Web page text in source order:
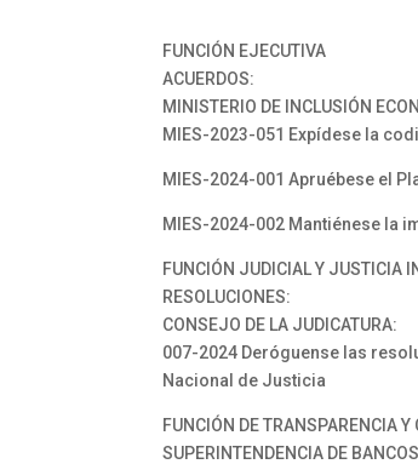
FUNCIÓN EJECUTIVA
ACUERDOS:
MINISTERIO DE INCLUSIÓN
MIES-2023-051 Expídese la
MIES-2024-001 Apruébese el
MIES-2024-002 Mantiénese la
FUNCIÓN JUDICIAL Y JUSTICIA
RESOLUCIONES:
CONSEJO DE LA JUDICATURA:
007-2024 Deróguense las
Nacional de Justicia
FUNCIÓN DE TRANSPARENCIA Y
SUPERINTENDENCIA DE